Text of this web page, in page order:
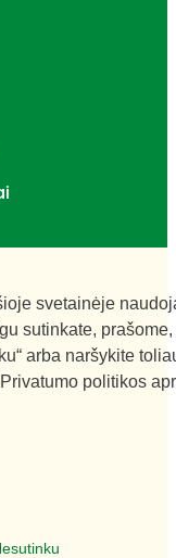
svetainėje
sutinkate, prašome,
arba naršykite
Privatumo politikos